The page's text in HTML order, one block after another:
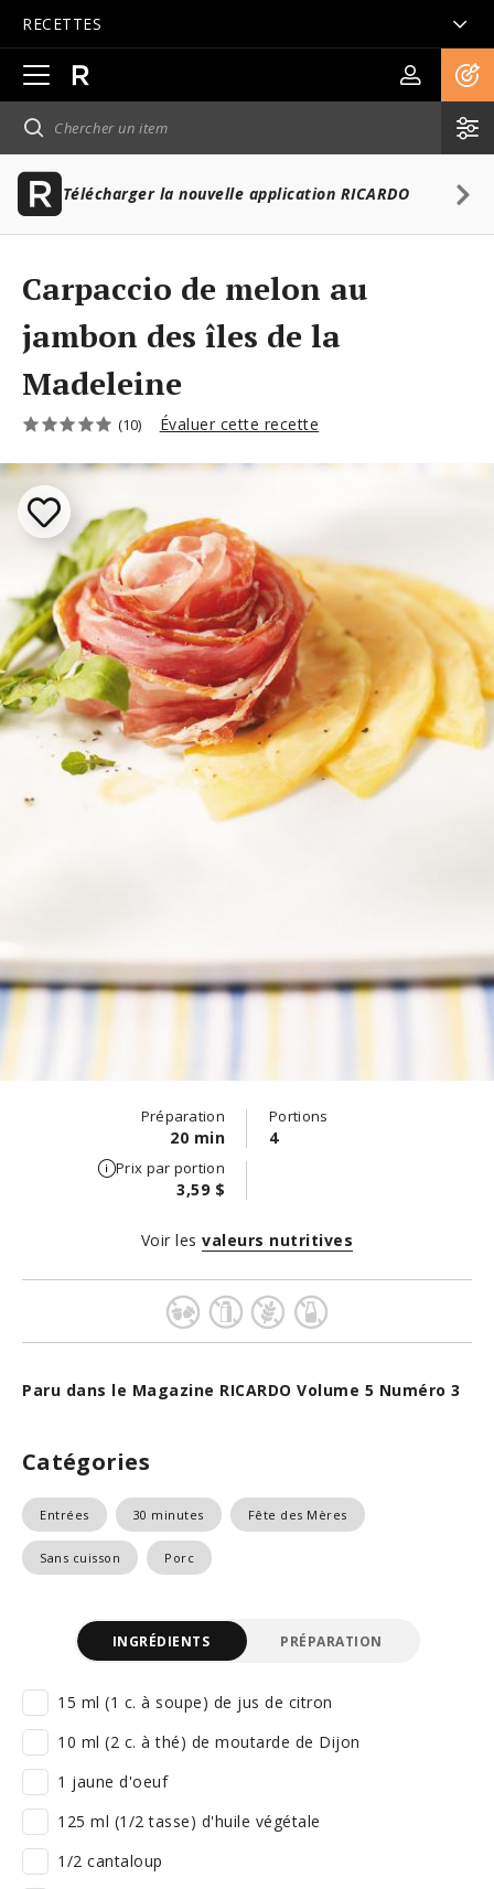
RECETTES
Ouvrir
la
navigation
principale
Télécharger la nouvelle application RICARDO
Carpaccio de melon au
jambon des îles de la
Madeleine
(10) Évaluer cette recette
Préparation
20 min
Portions
4
Prix par portion
3,59 $
Paru dans le Magazine RICARDO Volume 5 Numéro 3
Voir les valeurs nutritives
Catégories
Entrées 30 minutes Fête des Mères
Sans cuisson Porc
INGRÉDIENTS PRÉPARATION
15 ml (1 c. à soupe) de jus de citron
10 ml (2 c. à thé) de moutarde de Dijon
1 jaune d'oeuf
125 ml (1/2 tasse) d'huile végétale
1/2 cantaloup